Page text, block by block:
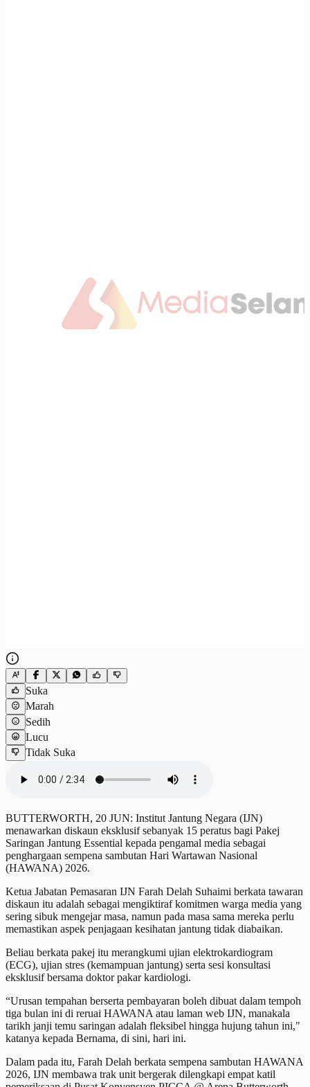
Suka
Marah
Sedih
Lucu
Tidak Suka
BUTTERWORTH, 20 JUN: Institut Jantung Negara (IJN)
menawarkan diskaun eksklusif sebanyak 15 peratus bagi Pakej
Saringan Jantung Essential kepada pengamal media sebagai
penghargaan sempena sambutan Hari Wartawan Nasional
(HAWANA) 2026.
​Ketua Jabatan Pemasaran IJN Farah Delah Suhaimi berkata tawaran
diskaun itu adalah sebagai mengiktiraf komitmen warga media yang
sering sibuk mengejar masa, namun pada masa sama mereka perlu
memastikan aspek penjagaan kesihatan jantung tidak diabaikan.
Beliau berkata pakej itu merangkumi ujian elektrokardiogram
(ECG), ujian stres (kemampuan jantung) serta sesi konsultasi
eksklusif bersama doktor pakar kardiologi.
“Urusan tempahan berserta pembayaran boleh dibuat dalam tempoh
tiga bulan ini di reruai HAWANA atau laman web IJN, manakala
tarikh janji temu saringan adalah fleksibel hingga hujung tahun ini,"
katanya kepada Bernama, di sini, hari ini.
Dalam pada itu, Farah Delah berkata sempena sambutan HAWANA
2026, I​JN membawa ​trak unit bergerak dilengkapi empat katil